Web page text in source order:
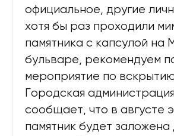
официальное, другие
хотя бы раз проходили
памятника с капсулой на
бульваре, рекомендуем
мероприятие по
Городская
сообщает, что в августе
памятник будет заложена